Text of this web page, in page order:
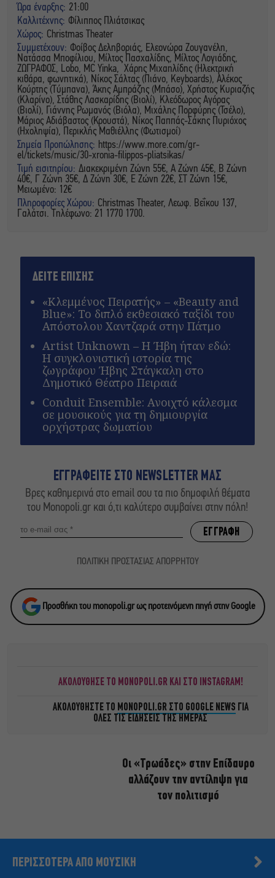
Ώρα έναρξης: 21:00
Καλλιτέχνης: Φίλιππος Πλιάτσικας
Χώρος: Christmas Theater
Συμμετέχουν: Φοίβος Δεληβοριάς, Ελεονώρα Ζουγανέλη,
Νατάσσα Μποφίλιου, Μίλτος Πασχαλίδης, Μίλτος Λογιάδης,
ΖΩΓΡΑΦΟΣ, Lobo, MC Yinka, Χάρης Μιχαηλίδης (Ηλεκτρική
κιθάρα, φωνητικά), Νίκος Σάλτας (Πιάνο, Keyboards), Αλέκος
Κούρτης (Τύμπανα), Άκης Αμπράζης (Μπάσο), Χρήστος Κυριαζής
(Κλαρίνο), Στάθης Λασκαρίδης (Βιολί), Κλεόδωρος Αγόρας
(Βιολί), Γιάννης Ρωμανός (Βιόλα), Μιχάλης Πορφύρης (Τσέλο),
Μάριος Αδιάβαστος (Κρουστά), Νίκος Παππάς-Σάκης Πυριόχος
(Ηχοληψία), Περικλής Μαθιέλλης (Φωτισμοί)
Σημεία Προπώλησης: https://www.more.com/gr-
el/tickets/music/30-xronia-filippos-pliatsikas/
Τιμή εισιτηρίου: Διακεκριμένη Ζώνη 55€, Α Ζώνη 45€, Β Ζώνη
40€, Γ Ζώνη 35€, Δ Ζώνη 30€, E Ζώνη 22€, ΣΤ Ζώνη 15€,
Μειωμένο: 12€
Πληροφορίες Χώρου: Christmas Theater, Λεωφ. Βεΐκου 137,
Γαλάτσι. Τηλέφωνο: 21 1770 1700.
ΔΕΙΤΕ ΕΠΙΣΗΣ
«Κλεμμένος Πειρατής» – «Beauty and
Blue»: Το διπλό εκθεσιακό ταξίδι του
Απόστολου Χαντζαρά στην Πάτμο
Artist Unknown – Η Ήβη ήταν εδώ:
Η συγκλονιστική ιστορία της
ζωγράφου Ήβης Στάγκαλη στο
Δημοτικό Θέατρο Πειραιά
Conduit Ensemble: Ανοιχτό κάλεσμα
σε μουσικούς για τη δημιουργία
ορχήστρας δωματίου
ΕΓΓΡΑΦΕΙΤΕ ΣΤΟ NEWSLETTER ΜΑΣ
Βρες καθημερινά στο email σου τα πιο δημοφιλή θέματα
του Monopoli.gr και ό,τι καλύτερο συμβαίνει στην πόλη!
ΠΟΛΙΤΙΚΗ ΠΡΟΣΤΑΣΙΑΣ ΑΠΟΡΡΗΤΟΥ
Προσθήκη του monopoli.gr ως προτεινόμενη πηγή στην Google
ΑΚΟΛΟΥΘΗΣΕ ΤΟ MONOPOLI.GR ΚΑΙ ΣΤΟ INSTAGRAM!
ΑΚΟΛΟΥΘΗΣΤΕ ΤΟ MONOPOLI.GR ΣΤΟ GOOGLE NEWS ΓΙΑ
ΟΛΕΣ ΤΙΣ ΕΙΔΗΣΕΙΣ ΤΗΣ ΗΜΕΡΑΣ
Οι «Τρωάδες» στην Επίδαυρο
αλλάζουν την αντίληψη για
τον πολιτισμό
ΠΕΡΙΣΣΟΤΕΡΑ ΑΠΟ ΜΟΥΣΙΚΗ